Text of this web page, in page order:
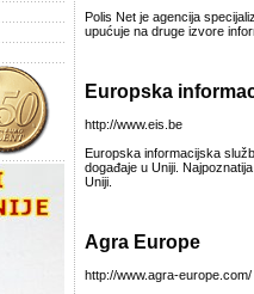
Polis Net je agencija
upućuje na druge izvore
Europska
http://www.eis.be
Europska informacijska
događaje u Uniji.
Uniji.
Agra Europe
http://www.agra-europe.com/